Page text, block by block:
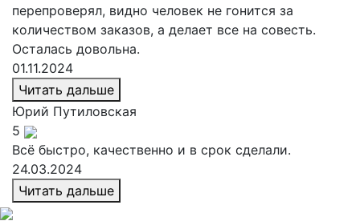
перепроверял, видно человек не гонится за
количеством заказов, а делает все на совесть.
Осталась довольна.
01.11.2024
Читать дальше
Юрий Путиловская
5
Всё быстро, качественно и в срок сделали.
24.03.2024
Читать дальше